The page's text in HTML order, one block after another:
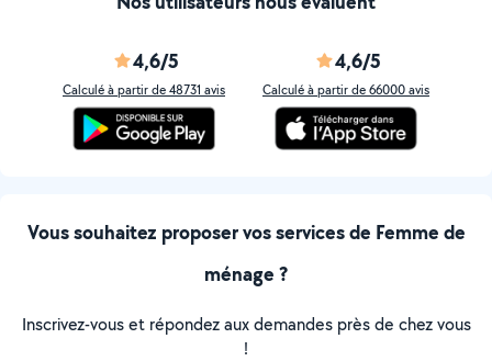
4,6/5
Calculé à partir de 48731 avis
4,6/5
Calculé à partir de 66000 avis
Vous souhaitez proposer vos services de Femme de
ménage ?
Inscrivez-vous et répondez aux demandes près de chez vous
!